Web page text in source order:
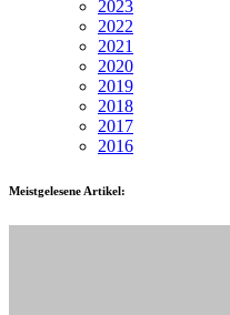
2023
2022
2021
2020
2019
2018
2017
2016
Meistgelesene Artikel: